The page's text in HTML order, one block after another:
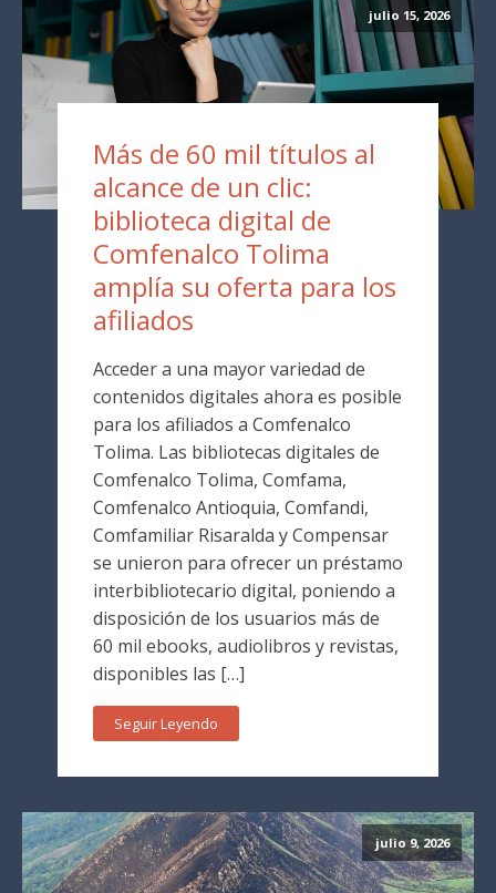
julio 15, 2026
Más de 60 mil títulos al
alcance de un clic:
biblioteca digital de
Comfenalco Tolima
amplía su oferta para los
afiliados
Acceder a una mayor variedad de
contenidos digitales ahora es posible
para los afiliados a Comfenalco
Tolima. Las bibliotecas digitales de
Comfenalco Tolima, Comfama,
Comfenalco Antioquia, Comfandi,
Comfamiliar Risaralda y Compensar
se unieron para ofrecer un préstamo
interbibliotecario digital, poniendo a
disposición de los usuarios más de
60 mil ebooks, audiolibros y revistas,
disponibles las […]
Seguir Leyendo
julio 9, 2026